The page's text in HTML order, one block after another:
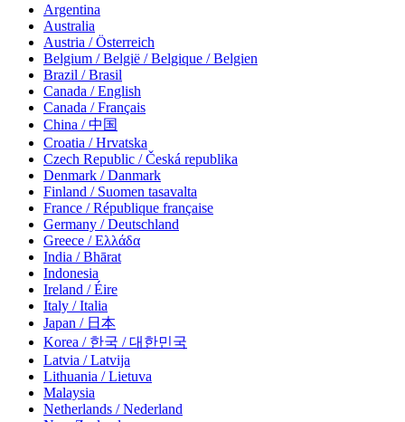
Argentina
Australia
Austria / Österreich
Belgium / België / Belgique / Belgien
Brazil / Brasil
Canada / English
Canada / Français
China / 中国
Croatia / Hrvatska
Czech Republic / Česká republika
Denmark / Danmark
Finland / Suomen tasavalta
France / République française
Germany / Deutschland
Greece / Ελλάδα
India / Bhārat
Indonesia
Ireland / Éire
Italy / Italia
Japan / 日本
Korea / 한국 / 대한민국
Latvia / Latvija
Lithuania / Lietuva
Malaysia
Netherlands / Nederland